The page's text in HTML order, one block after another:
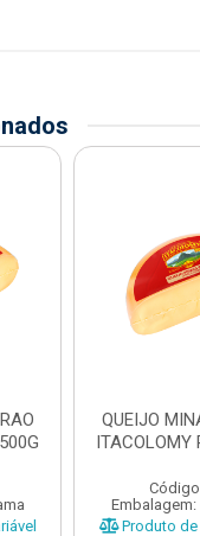
QUEIJO
ITACOLOMY
Produto de